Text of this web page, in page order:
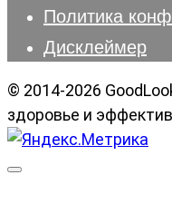
Политика
Дисклеймер
© 2014-2026
здоровье и